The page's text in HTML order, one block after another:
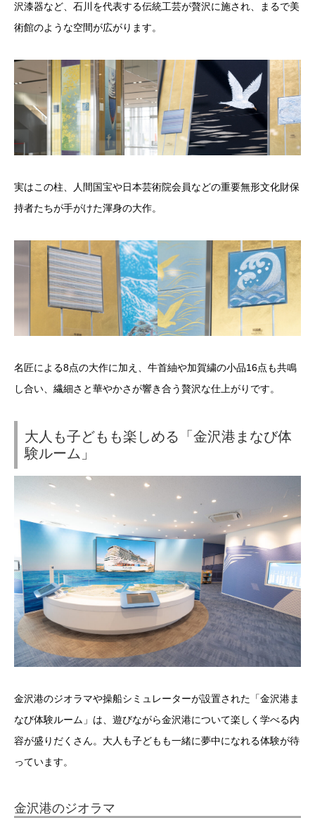
沢漆器など、石川を代表する伝統工芸が贅沢に施され、まるで美
術館のような空間が広がります。
実はこの柱、人間国宝や日本芸術院会員などの重要無形文化財保
持者たちが手がけた渾身の大作。
名匠による8点の大作に加え、牛首紬や加賀繍の小品16点も共鳴
し合い、繊細さと華やかさが響き合う贅沢な仕上がりです。
大人も子どもも楽しめる「金沢港まなび体
験ルーム」
金沢港のジオラマや操船シミュレーターが設置された「金沢港ま
なび体験ルーム」は、遊びながら金沢港について楽しく学べる内
容が盛りだくさん。大人も子どもも一緒に夢中になれる体験が待
っています。
金沢港のジオラマ